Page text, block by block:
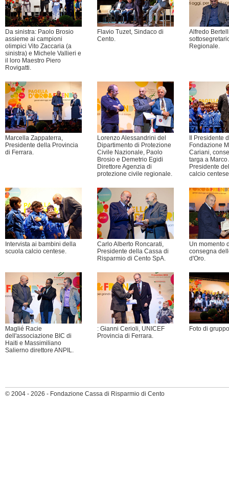
Da sinistra: Paolo Brosio
assieme ai campioni
olimpici Vito Zaccaria (a
sinistra) e Michele Vallieri e
il loro Maestro Piero
Rovigatti.
Flavio Tuzet, Sindaco di
Cento.
Alfredo
Regionale.
Marcella Zappaterra,
Presidente della Provincia
di Ferrara.
Lorenzo Alessandrini del
Dipartimento di Protezione
Civile Nazionale, Paolo
Brosio e Demetrio Egidi
Direttore Agenzia di
protezione civile regionale.
Il Presidente
Fondazione
Cariani,
targa a Marco
Presidente
calcio
Intervista ai bambini della
scuola calcio centese.
Carlo Alberto Roncarati,
Presidente della Cassa di
Risparmio di Cento SpA.
Un momento
consegna
d'Oro.
Maglié Racie
dell'associazione BIC di
Haiti e Massimiliano
Salierno direttore ANPIL.
: Gianni Cerioli, UNICEF
Provincia di Ferrara.
Foto di
© 2004 - 2026 - Fondazione Cassa di Risparmio di Cento